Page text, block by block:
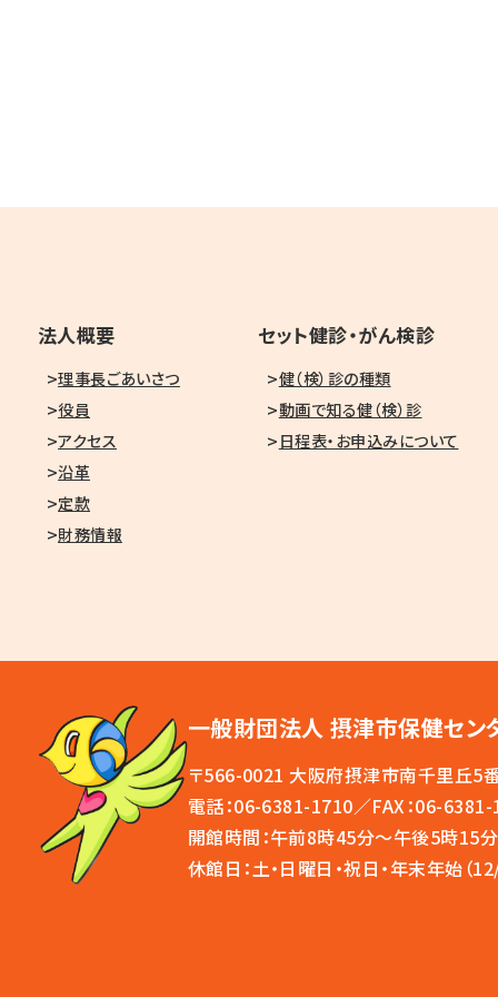
法人概要
理事長ごあいさつ
役員
アクセス
沿革
定款
財務情報
セット健診・がん検診
健（検）診の種類
動画で知る健（検）診
日程表・お申込みについて
一般財団法人 摂津市保健セン
〒566-0021 大阪府摂津市南千里丘5
電話：06-6381-1710／FAX：06-
開館時間：午前8時45分～午後5時15分
休館日：土・日曜日・祝日・年末年始（